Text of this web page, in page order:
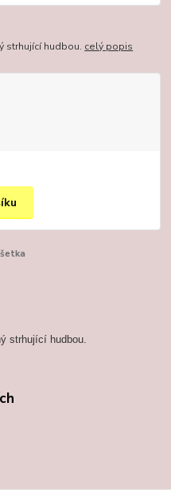
strhující hudbou. celý popis
strhující hudbou.